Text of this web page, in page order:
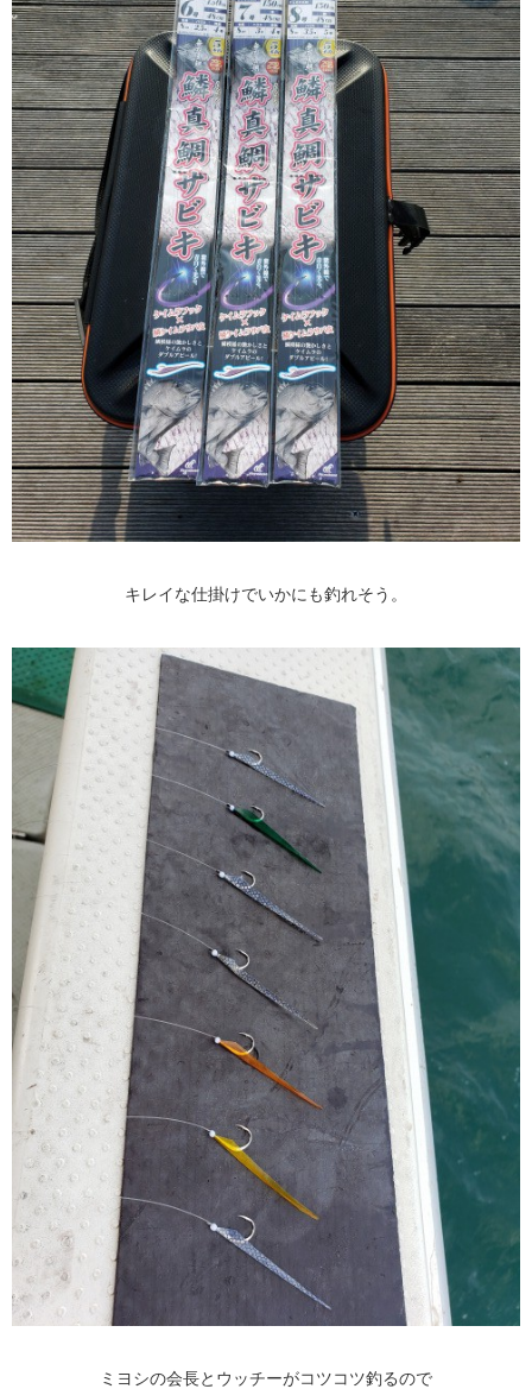
キレイな仕掛けでいかにも釣れそう。
ミヨシの会長とウッチーがコツコツ釣るので